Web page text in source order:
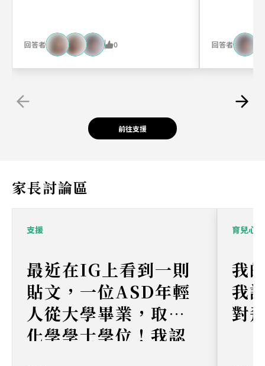
回答者 0 回答者
前往支援
家長討論區
支援
最近在IG上看到一則
貼文，一位ASD年輕
人從大學畢業，取得
化學學士學位！我認
育兒心得
我
我
對